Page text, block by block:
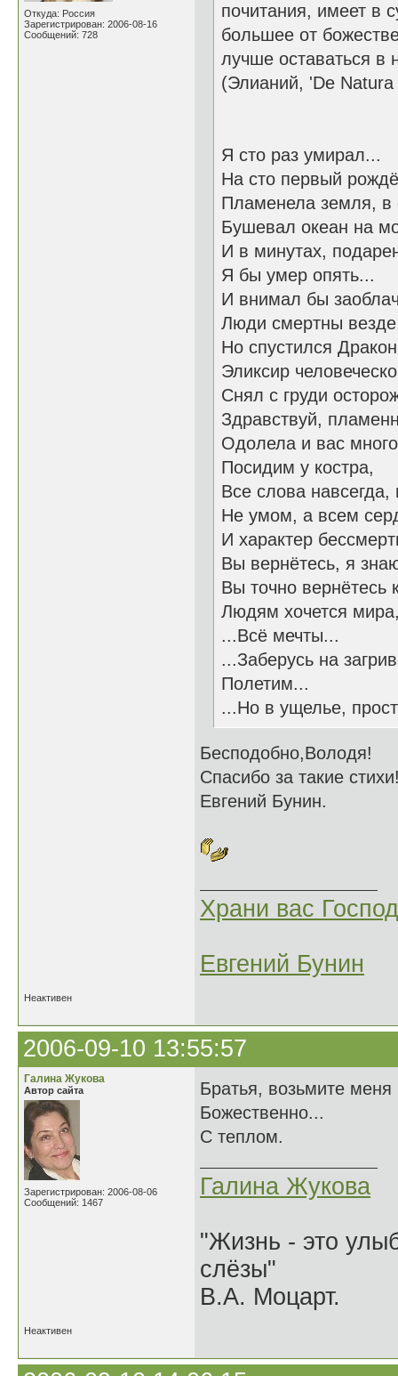
Откуда: Россия
Зарегистрирован: 2006-08-16
Сообщений: 728
почитания, имеет в
большее от
лучше оставаться в
(Элианий, 'De Natura
Я сто раз умирал...
На сто первый
Пламенела земля, в
Бушевал океан на
И в минутах,
Я бы умер опять...
И внимал бы
Люди смертны
Но спустился
Эликсир
Снял с груди
Здравствуй,
Одолела и вас
Посидим у костра,
Все слова
Не умом, а всем
И характер
Вы вернётесь, я
Вы точно вернётесь
Людям хочется
...Всё мечты...
...Заберусь на
Полетим...
...Но в ущелье,
Бесподобно,Володя!
Спасибо за такие
Евгений Бунин.
Храни вас
Евгений Бунин
Неактивен
2006-09-10 13:55:57
Галина Жукова
Автор сайта
Зарегистрирован: 2006-08-06
Сообщений: 1467
Братья, возьмите
Божественно...
С теплом.
Галина Жукова
"Жизнь - это
слёзы"
В.А. Моцарт.
Неактивен